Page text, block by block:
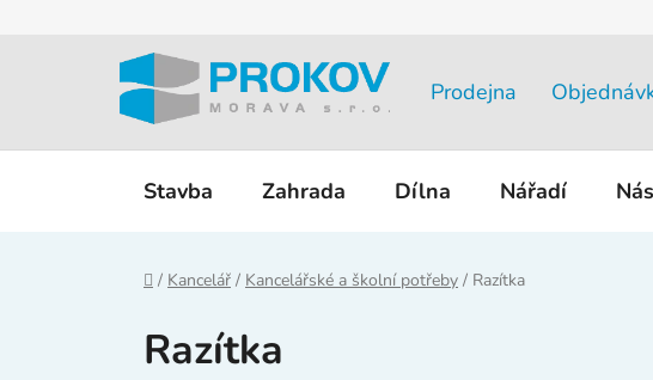
Prodejna
Stavba Zahrada Dílna Nářadí
Domů
/ Kancelář / Kancelářské a školní potřeby / Razítka
Razítka